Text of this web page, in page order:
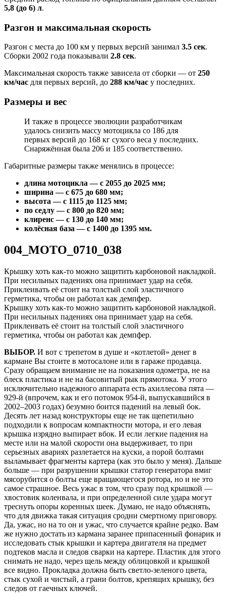
5,8 (до 6) л.
Разгон и максимальная скорость
Разгон с места до 100 км у первых версий занимал 3.5 сек.
Сборки 2002 года показывали 2.8 сек.
Максимальная скорость также зависела от сборки — от 250
км/час для первых версий, до 288 км/час у последних.
Размеры и вес
И также в процессе эволюции разработчикам
удалось снизить массу мотоцикла со 186 для
первых версий до 168 кг сухого веса у последних.
Снаряжённая была 206 и 185 соответственно.
Габаритные размеры также менялись в процессе:
длина мотоцикла — с 2055 до 2025 мм;
ширина — с 675 до 680 мм;
высота — с 1115 до 1125 мм;
по седлу — с 800 до 820 мм;
клиренс — с 130 до 140 мм;
колёсная база — с 1400 до 1395 мм.
004_MOTO_0710_038
Крышку хоть как‑то можно защитить карбоновой накладкой.
При несильных падениях она принимает удар на себя.
Приклеивать её стоит на толстый слой эластичного
герметика, чтобы он работал как демпфер.
Крышку хоть как‑то можно защитить карбоновой накладкой.
При несильных падениях она принимает удар на себя.
Приклеивать её стоит на толстый слой эластичного
герметика, чтобы он работал как демпфер.
ВЫБОР. И вот с трепетом в душе и «котлетой» денег в
кармане Вы стоите в мотосалоне или в гараже продавца.
Сразу обращаем внимание не на показания одометра, не на
блеск пластика и не на басовитый рык прямотока. У этого
исключительно надежного аппарата есть ахиллесова пята —
929-й (впрочем, как и его потомок 954-й, выпускавшийся в
2002–2003 годах) безумно боится падений на левый бок.
Десять лет назад конструкторы еще не так щепетильно
подходили к вопросам компактности мотора, и его левая
крышка изрядно выпирает вбок. И если легкие падения на
месте или на малой скорости она выдерживает, то при
серьезных авариях разлетается на куски, а порой болтами
выламывает фрагменты картера (как это было у меня). Дальше
больше — при разрушении крышки статор генератора вмиг
мясорубится о болты еще вращающегося ротора, но и не это
самое страшное. Весь ужас в том, что сразу под крышкой —
хвостовик коленвала, и при определенной силе удара могут
треснуть опоры коренных шеек. Думаю, не надо объяснять,
что для движка такая ситуация сродни смертному приговору.
Да, ужас, но на то он и ужас, что случается крайне редко. Вам
же нужно достать из кармана заранее припасенный фонарик и
исследовать стык крышки и картера двигателя на предмет
подтеков масла и следов сварки на картере. Пластик для этого
снимать не надо, через щель между облицовкой и крышкой
все видно. Прокладка должна быть светло-зеленого цвета,
стык сухой и чистый, а грани болтов, крепящих крышку, без
следов от гаечных ключей.